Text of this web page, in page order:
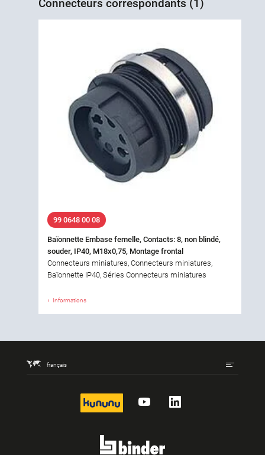
Connecteurs correspondants (1)
99 0648 00 08
Baïonnette Embase femelle, Contacts: 8, non blindé,
souder, IP40, M18x0,75, Montage frontal
Connecteurs miniatures, Connecteurs miniatures,
Baïonnette IP40, Séries Connecteurs miniatures
Informations
français
kununu YouTubeLinkedIn